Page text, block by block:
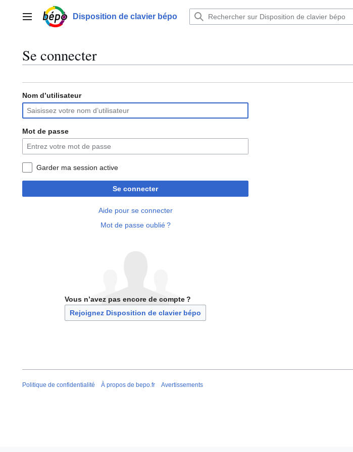
contenuMenu principalDisposition de clavier bépo
Se connecter
Nom d’utilisateur
Mot de passe
Garder ma session active
Se connecter
Aide pour se connecter
Mot de passe oublié ?
Vous n’avez pas encore de compte ?
Rejoignez Disposition de clavier bépo
Politique de confidentialité À propos de bepo.fr Avertissements